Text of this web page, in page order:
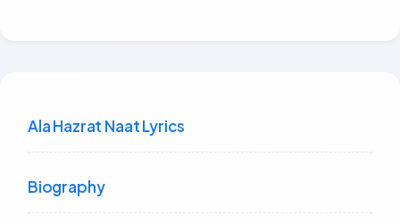
Ala Hazrat Naat Lyrics
Biography